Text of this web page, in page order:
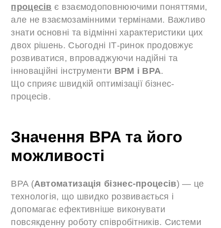
процесів є взаємодоповнюючими поняттями,
але не взаємозамінними термінами. Важливо
знати основні та відмінні характеристики цих
двох рішень. Сьогодні ІТ-ринок продовжує
розвиватися, впроваджуючи надійні та
інноваційні інструменти BPM і BPA.
Що сприяє швидкій оптимізації бізнес-
процесів.
Значення BPA та його
можливості
BPA (Автоматизація бізнес-процесів) — це
технологія, що швидко розвивається і
допомагає ефективніше виконувати
повсякденну роботу співробітників. Системи